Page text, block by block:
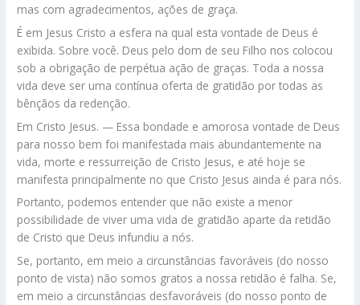
mas com agradecimentos, ações de graça.
É em Jesus Cristo a esfera na qual esta vontade de Deus é
exibida. Sobre você. Deus pelo dom de seu Filho nos colocou
sob a obrigação de perpétua ação de graças. Toda a nossa
vida deve ser uma contínua oferta de gratidão por todas as
bênçãos da redenção.
Em Cristo Jesus. — Essa bondade e amorosa vontade de Deus
para nosso bem foi manifestada mais abundantemente na
vida, morte e ressurreição de Cristo Jesus, e até hoje se
manifesta principalmente no que Cristo Jesus ainda é para nós.
Portanto, podemos entender que não existe a menor
possibilidade de viver uma vida de gratidão aparte da retidão
de Cristo que Deus infundiu a nós.
Se, portanto, em meio a circunstâncias favoráveis (do nosso
ponto de vista) não somos gratos a nossa retidão é falha. Se,
em meio a circunstâncias desfavoráveis (do nosso ponto de